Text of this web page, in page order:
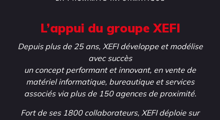
L’appui du groupe XEFI
Depuis plus de 25 ans, XEFI développe et modélise
avec succès
un concept performant et innovant, en vente de
matériel informatique, bureautique et services
associés via plus de 150 agences de proximité.
Fort de ses 1800 collaborateurs, XEFI déploie sur